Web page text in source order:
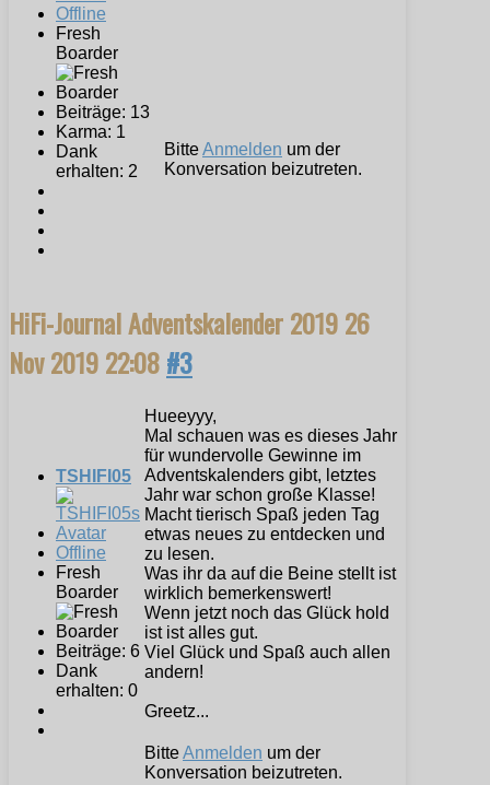
Offline
Fresh
Boarder
Beiträge: 13
Karma: 1
Dank
erhalten: 2
BitteAnmelden um der
Konversation beizutreten.
HiFi-Journal Adventskalender 201926
Nov 2019 22:08#3
TSHIFI05
Offline
Fresh
Boarder
Beiträge: 6
Dank
erhalten: 0
Hueeyyy,
Mal schauen was es dieses Jahr
für wundervolle Gewinne im
Adventskalenders gibt, letztes
Jahr war schon große Klasse!
Macht tierisch Spaß jeden Tag
etwas neues zu entdecken und
zu lesen.
Was ihr da auf die Beine stellt ist
wirklich bemerkenswert!
Wenn jetzt noch das Glück hold
ist ist alles gut.
Viel Glück und Spaß auch allen
andern!
Greetz...
BitteAnmelden um der
Konversation beizutreten.